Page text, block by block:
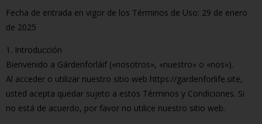
Fecha de entrada en vigor de los Términos de Uso: 29 de enero
de 2025
1. Introducción
Bienvenido a Gárdenforláif («nosotros», «nuestro» o «nos»).
Al acceder o utilizar nuestro sitio web https://gardenforlife.site,
usted acepta quedar sujeto a estos Términos y Condiciones. Si
no está de acuerdo, por favor no utilice nuestro sitio web.